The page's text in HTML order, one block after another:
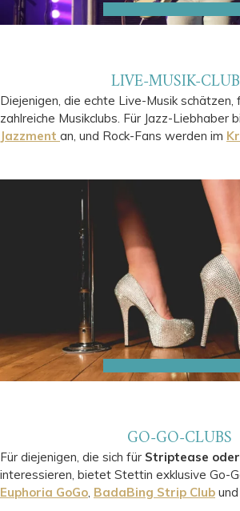
LIVE-MUSIK-
Diejenigen, die echte Live-Musik schätzen,
zahlreiche Musikclubs. Für Jazz-Liebhaber
Jazzment an, und Rock-Fans werden im
GO-GO-CLUBS
Für diejenigen, die sich für Striptease
interessieren, bietet Stettin exklusive Go-
Euphoria GoGo BadaBing Strip Club und